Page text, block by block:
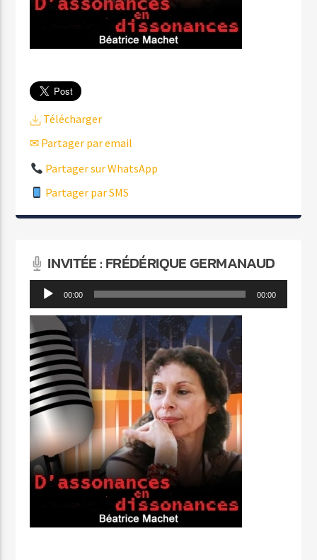
Télécharger
✉ Partager par email
Partager sur WhatsApp
Partager par SMS
INVITÉE : FRÉDÉRIQUE GERMANAUD
Lecteur 00:00 00:00